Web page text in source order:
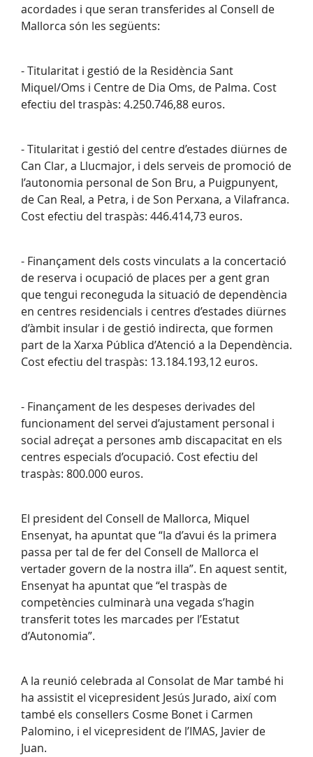
acordades i que seran transferides al Consell de
Mallorca són les següents:
- Titularitat i gestió de la Residència Sant
Miquel/Oms i Centre de Dia Oms, de Palma. Cost
efectiu del traspàs: 4.250.746,88 euros.
- Titularitat i gestió del centre d’estades diürnes de
Can Clar, a Llucmajor, i dels serveis de promoció de
l’autonomia personal de Son Bru, a Puigpunyent,
de Can Real, a Petra, i de Son Perxana, a Vilafranca.
Cost efectiu del traspàs: 446.414,73 euros.
- Finançament dels costs vinculats a la concertació
de reserva i ocupació de places per a gent gran
que tengui reconeguda la situació de dependència
en centres residencials i centres d’estades diürnes
d’àmbit insular i de gestió indirecta, que formen
part de la Xarxa Pública d’Atenció a la Dependència.
Cost efectiu del traspàs: 13.184.193,12 euros.
- Finançament de les despeses derivades del
funcionament del servei d’ajustament personal i
social adreçat a persones amb discapacitat en els
centres especials d’ocupació. Cost efectiu del
traspàs: 800.000 euros.
El president del Consell de Mallorca, Miquel
Ensenyat, ha apuntat que “la d’avui és la primera
passa per tal de fer del Consell de Mallorca el
vertader govern de la nostra illa”. En aquest sentit,
Ensenyat ha apuntat que “el traspàs de
competències culminarà una vegada s’hagin
transferit totes les marcades per l’Estatut
d’Autonomia”.
A la reunió celebrada al Consolat de Mar també hi
ha assistit el vicepresident Jesús Jurado, així com
també els consellers Cosme Bonet i Carmen
Palomino, i el vicepresident de l’IMAS, Javier de
Juan.